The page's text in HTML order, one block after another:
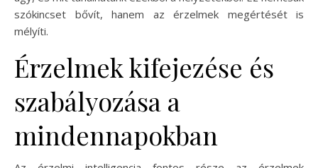
szókincset bővít, hanem az érzelmek megértését is
mélyíti.
Érzelmek kifejezése és
szabályozása a
mindennapokban